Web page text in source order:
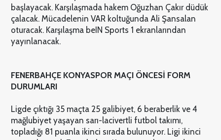
başlayacak. Karşılaşmada hakem Oğuzhan Çakır düdük
çalacak. Mücadelenin VAR koltuğunda Ali Şansalan
oturacak. Karşılaşma beIN Sports 1 ekranlarından
yayınlanacak.
FENERBAHÇE KONYASPOR MAÇI ÖNCESİ FORM
DURUMLARI
Ligde çıktığı 35 maçta 25 galibiyet, 6 beraberlik ve 4
mağlubiyet yaşayan sarı-lacivertli futbol takımı,
topladığı 81 puanla ikinci sırada bulunuyor. Ligi ikinci